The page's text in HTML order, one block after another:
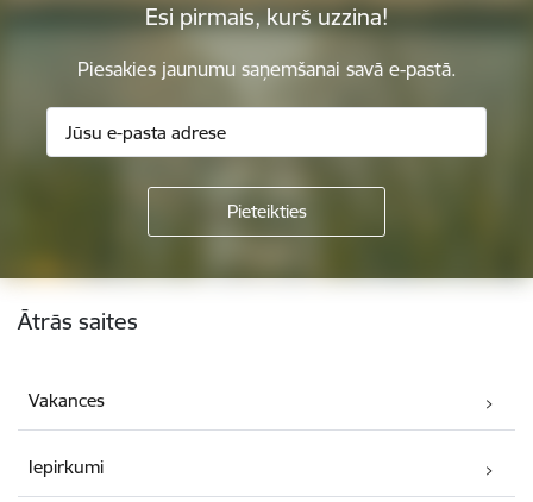
Esi pirmais, kurš uzzina!
Piesakies jaunumu saņemšanai savā e-pastā.
Kājene
Ātrās saites
Vakances
Iepirkumi